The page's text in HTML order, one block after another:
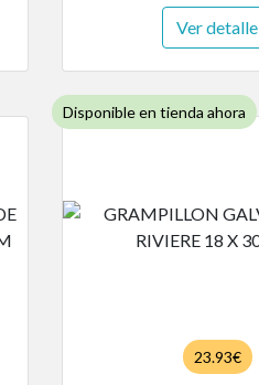
Ver detalle
Disponible en tienda ahora
23.93€